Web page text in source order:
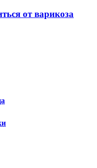
от варикоза